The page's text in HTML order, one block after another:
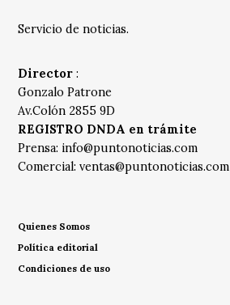
Servicio de noticias.
Director :
Gonzalo Patrone
Av.Colón 2855 9D
REGISTRO DNDA en trámite
Prensa: info@puntonoticias.com
Comercial:ventas@puntonoticias.com
Quienes Somos
Política editorial
Condiciones de uso